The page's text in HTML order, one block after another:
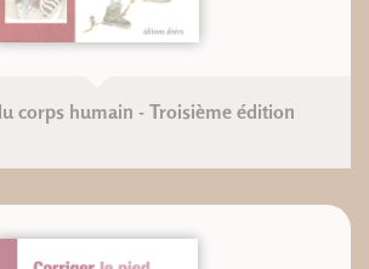
corps humain - Troisième édition